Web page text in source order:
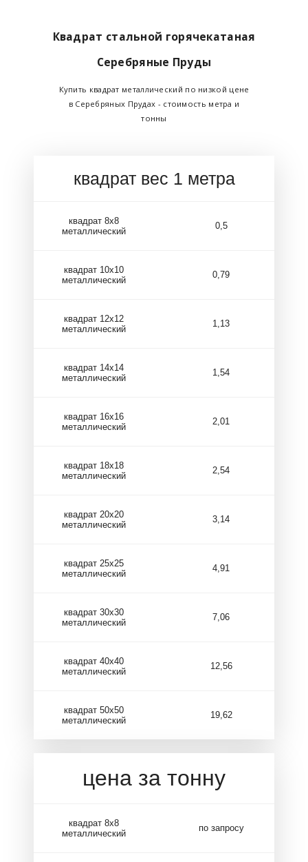
Квадрат стальной горячекатаная
Серебряные Пруды
Купить квадрат металлический по низкой цене
в Серебряных Прудах - стоимость метра и
тонны
квадрат вес 1 метра
квадрат 8х8
металлический
0,5
квадрат 10х10
металлический
0,79
квадрат 12х12
металлический
1,13
квадрат 14х14
металлический
1,54
квадрат 16х16
металлический
2,01
квадрат 18х18
металлический
2,54
квадрат 20х20
металлический
3,14
квадрат 25х25
металлический
4,91
квадрат 30х30
металлический
7,06
квадрат 40х40
металлический
12,56
квадрат 50х50
металлический
19,62
цена за тонну
квадрат 8х8
металлический
по запросу